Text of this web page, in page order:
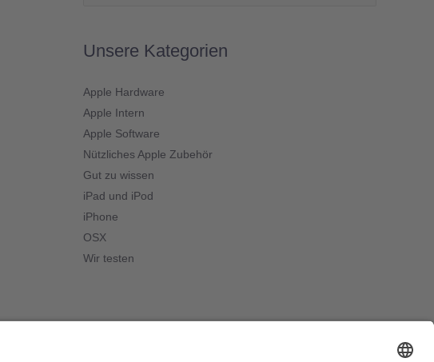
Unsere Kategorien
Apple Hardware
Apple Intern
Apple Software
Nützliches Apple Zubehör
Gut zu wissen
iPad und iPod
iPhone
OSX
Wir testen